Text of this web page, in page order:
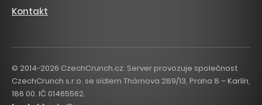
Kontakt
© 2014-2026 CzechCrunch.cz. Server provozuje společnost
CzechCrunch s.r.o. se sídlem Thámova 289/13, Praha 8 – Karlín,
186 00. IČ 01465562.